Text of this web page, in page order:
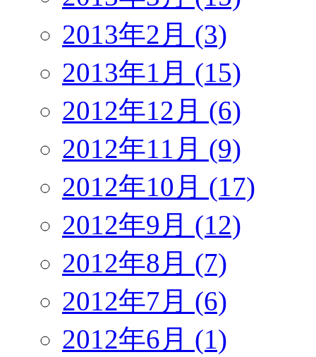
2013年2月 (3)
2013年1月 (15)
2012年12月 (6)
2012年11月 (9)
2012年10月 (17)
2012年9月 (12)
2012年8月 (7)
2012年7月 (6)
2012年6月 (1)